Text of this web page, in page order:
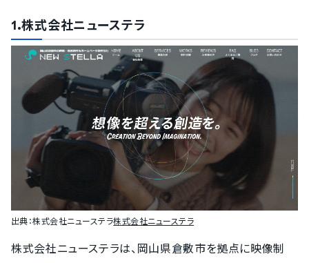
1.株式会社ニューステラ
出典：株式会社ニューステラ株式会社ニューステラ
株式会社ニューステラは、岡山県倉敷市を拠点に映像制